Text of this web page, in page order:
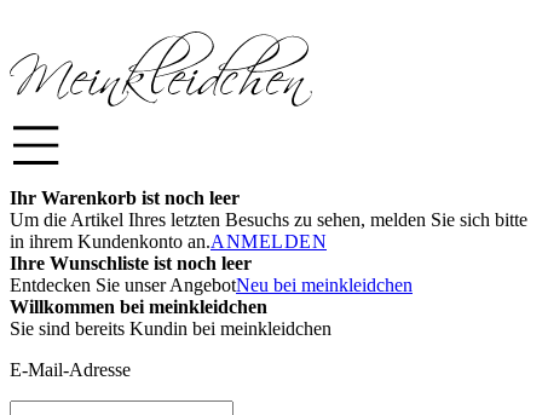
Ihr Warenkorb ist noch leer
Um die Artikel Ihres letzten Besuchs zu sehen, melden Sie sich bitte
in ihrem Kundenkonto an.ANMELDEN
Ihre Wunschliste ist noch leer
Entdecken Sie unser AngebotNeu bei meinkleidchen
Willkommen bei meinkleidchen
Sie sind bereits Kundin bei meinkleidchen
E-Mail-Adresse